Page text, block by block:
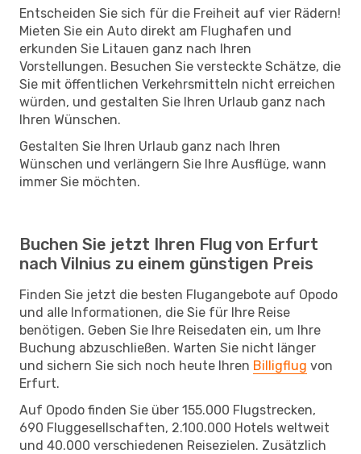
Entscheiden Sie sich für die Freiheit auf vier Rädern!
Mieten Sie ein Auto direkt am Flughafen und
erkunden Sie Litauen ganz nach Ihren
Vorstellungen. Besuchen Sie versteckte Schätze, die
Sie mit öffentlichen Verkehrsmitteln nicht erreichen
würden, und gestalten Sie Ihren Urlaub ganz nach
Ihren Wünschen.
Gestalten Sie Ihren Urlaub ganz nach Ihren
Wünschen und verlängern Sie Ihre Ausflüge, wann
immer Sie möchten.
Buchen Sie jetzt Ihren Flug von Erfurt
nach Vilnius zu einem günstigen Preis
Finden Sie jetzt die besten Flugangebote auf Opodo
und alle Informationen, die Sie für Ihre Reise
benötigen. Geben Sie Ihre Reisedaten ein, um Ihre
Buchung abzuschließen. Warten Sie nicht länger
und sichern Sie sich noch heute Ihren Billigflug von
Erfurt.
Auf Opodo finden Sie über 155.000 Flugstrecken,
690 Fluggesellschaften, 2.100.000 Hotels weltweit
und 40.000 verschiedenen Reisezielen. Zusätzlich